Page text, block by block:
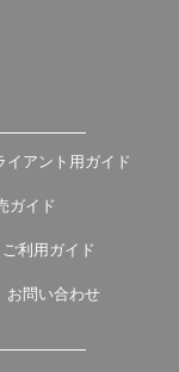
イアント用ガイド
ガイド
利用ガイド
お問い合わせ